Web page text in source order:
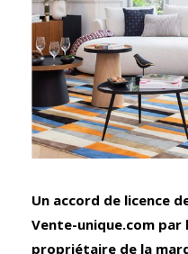
Un accord de licence
Vente-unique.com par
propriétaire de la